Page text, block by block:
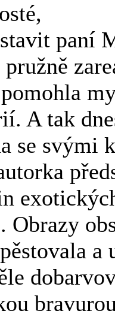
paní
A tak
se svými
Obrazy
a